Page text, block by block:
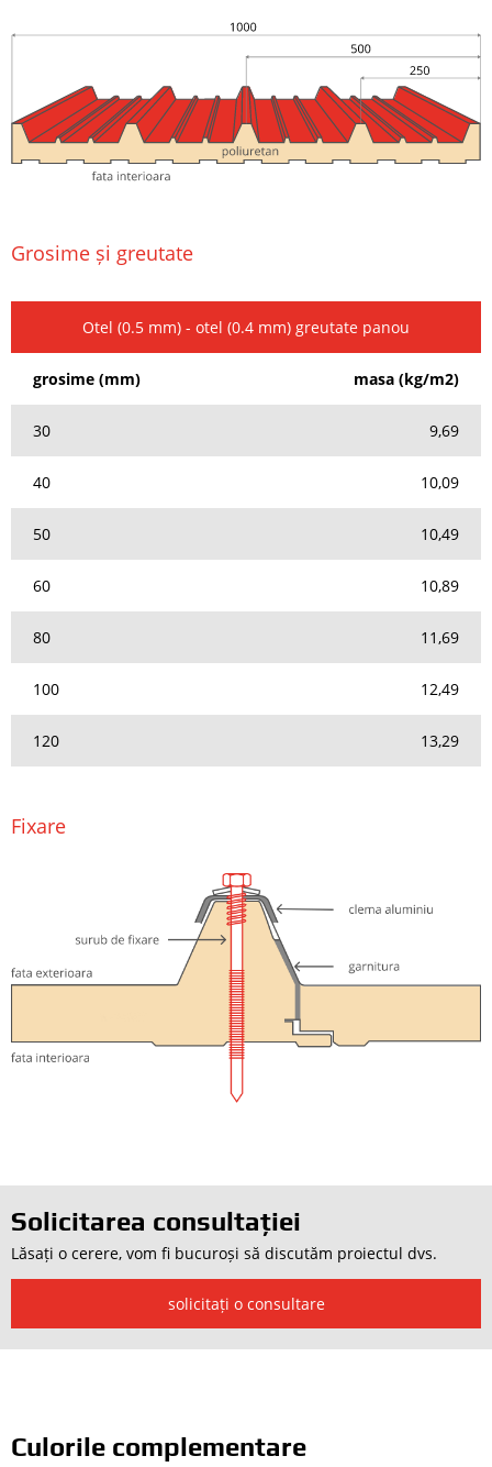
Grosime și greutate
Otel (0.5 mm) - otel (0.4 mm) greutate panou
grosime (mm) masa (kg/m2)
30 9,69
40 10,09
50 10,49
60 10,89
80 11,69
100 12,49
120 13,29
Fixare
Solicitarea consultației
Lăsați o cerere, vom fi bucuroși să discutăm proiectul dvs.
solicitați o consultare
Culorile complementare